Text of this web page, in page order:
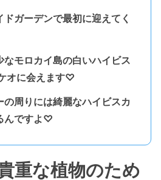
ガーデンで最初に迎えてく
なモロカイ島の白いハイビス
オに会えます♡
の周りには綺麗なハイビスカ
んですよ♡
重な植物のため